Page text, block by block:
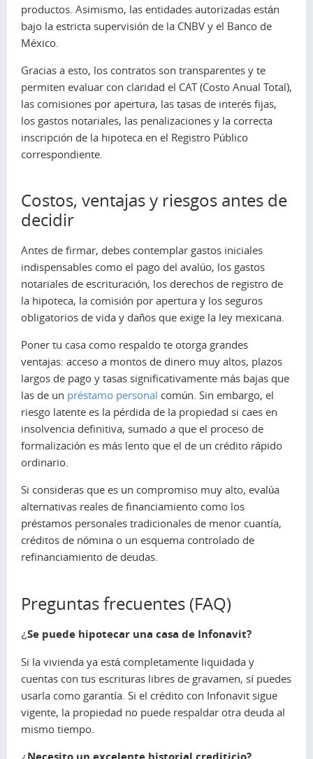
productos. Asimismo, las entidades autorizadas están
bajo la estricta supervisión de la CNBV y el Banco de
México.
Gracias a esto, los contratos son transparentes y te
permiten evaluar con claridad el CAT (Costo Anual Total),
las comisiones por apertura, las tasas de interés fijas,
los gastos notariales, las penalizaciones y la correcta
inscripción de la hipoteca en el Registro Público
correspondiente.
Costos, ventajas y riesgos antes de
decidir
Antes de firmar, debes contemplar gastos iniciales
indispensables como el pago del avalúo, los gastos
notariales de escrituración, los derechos de registro de
la hipoteca, la comisión por apertura y los seguros
obligatorios de vida y daños que exige la ley mexicana.
Poner tu casa como respaldo te otorga grandes
ventajas: acceso a montos de dinero muy altos, plazos
largos de pago y tasas significativamente más bajas que
las de un préstamo personal común. Sin embargo, el
riesgo latente es la pérdida de la propiedad si caes en
insolvencia definitiva, sumado a que el proceso de
formalización es más lento que el de un crédito rápido
ordinario.
Si consideras que es un compromiso muy alto, evalúa
alternativas reales de financiamiento como los
préstamos personales tradicionales de menor cuantía,
créditos de nómina o un esquema controlado de
refinanciamiento de deudas.
Preguntas frecuentes (FAQ)
¿Se puede hipotecar una casa de Infonavit?
Si la vivienda ya está completamente liquidada y
cuentas con tus escrituras libres de gravamen, sí puedes
usarla como garantía. Si el crédito con Infonavit sigue
vigente, la propiedad no puede respaldar otra deuda al
mismo tiempo.